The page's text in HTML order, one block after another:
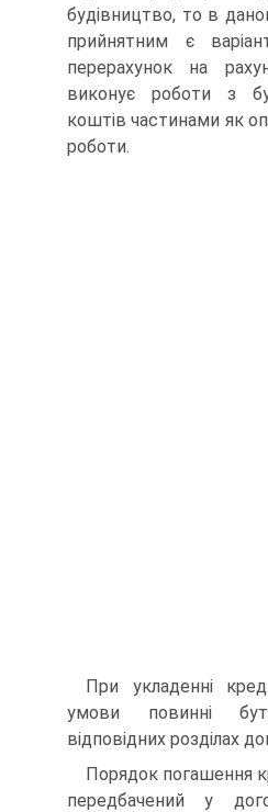
будівництво, то в
прийнятним є
перерахунок на
виконує роботи з
коштів частинами як
роботи.
При укладенні
умови повинні
відповідних розділах
Порядок погашення
передбачений у